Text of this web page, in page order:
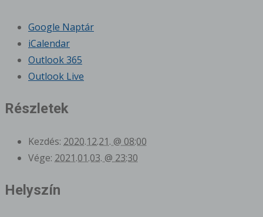
Google Naptár
iCalendar
Outlook 365
Outlook Live
Részletek
Kezdés: 2020.12.21. @ 08:00
Vége: 2021.01.03. @ 23:30
Helyszín